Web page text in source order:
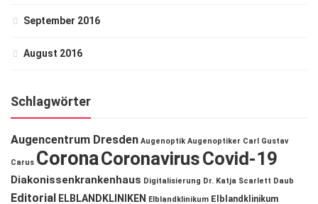
September 2016
August 2016
Schlagwörter
Augencentrum Dresden Augenoptik Augenoptiker Carl Gustav
Carus CoronaCoronavirusCovid-19
Diakonissenkrankenhaus Digitalisierung Dr. Katja Scarlett Daub
Editorial ELBLANDKLINIKEN Elblandklinikum Elblandklinikum